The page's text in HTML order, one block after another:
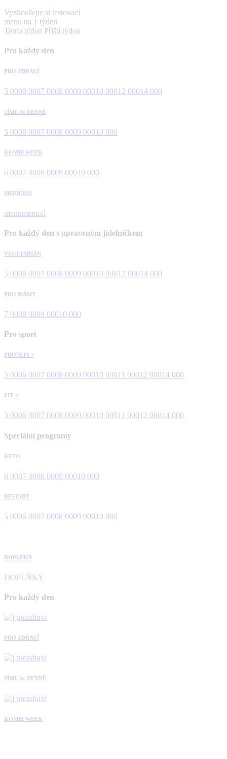
Vyzkoušejte si testovací
menu na 1 týden
Tento týden Příští týden
Pro každý den
PRO ZDRAVÍ
5 0006 0007 0008 0009 00010 00012 00014 000
JÍME 3x DENNĚ
5 0006 0007 0008 0009 00010 000
KOMBI WEEK
6 0007 0008 0009 00010 000
MENÍČKO
menumenuxl
Pro každý den s upraveným jídelníčkem
VEGETARIÁN
5 0006 0007 0008 0009 00010 00012 00014 000
PRO MÁMY
7 0008 0009 00010 000
Pro sport
PROTEIN +
5 0006 0007 0008 0009 00010 00011 00012 00014 000
FIT +
5 0006 0007 0008 0009 00010 00011 00012 00014 000
Speciální programy
KETO
6 0007 0008 0009 00010 000
RESTART
5 0006 0007 0008 0009 00010 000
DOPLŇKY
DOPLŇKY
Pro každý den
PRO ZDRAVÍ
JÍME 3x DENNĚ
KOMBI WEEK